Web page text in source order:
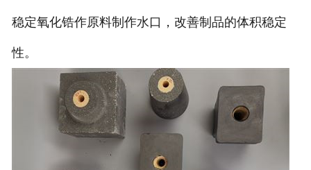
稳定氧化锆作原料制作水口，改善制品的体积稳定
性。